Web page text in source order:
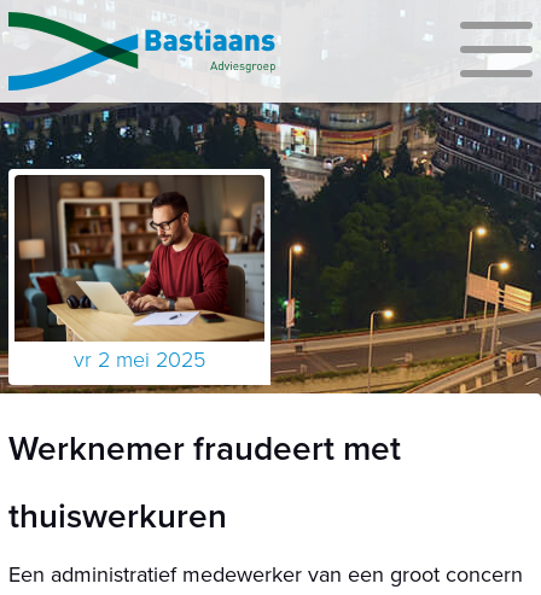
vr 2 mei 2025
Werknemer fraudeert met
thuiswerkuren
Een administratief medewerker van een groot concern